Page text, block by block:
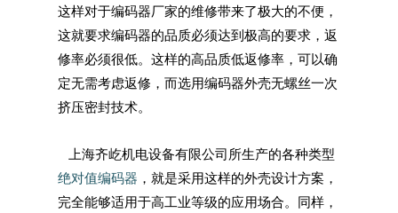
这样对于编码器厂家的维修带来了极大的不便，
这就要求编码器的品质必须达到极高的要求，返
修率必须很低。这样的高品质低返修率，可以确
定无需考虑返修，而选用编码器外壳无螺丝一次
挤压密封技术。
上海齐屹机电设备有限公司所生产的各种类型
绝对值编码器 ，就是采用这样的外壳设计方案，
完全能够适用于高工业等级的应用场合。同样，